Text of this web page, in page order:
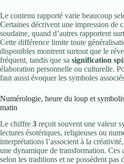
Le contenu rapporté varie beaucoup
Certaines décrivent une impression de
soudaine, quand d’autres rapportent
Cette différence limite toute
disponibles montrent surtout que le
fréquent, tandis que sa signification
élaboration personnelle ou culturelle.
faut aussi évoquer les symboles
Numérologie, heure du loup et
matin
Le chiffre 3 reçoit souvent une valeur
lectures ésotériques, religieuses ou
interprétations l’associent à la
une dynamique de transformation. Ces
selon les traditions et ne possèdent pas